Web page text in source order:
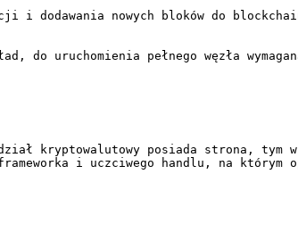
nowych bloków do
do uruchomienia pełnego węzła
kryptowalutowy posiada strona, tym
i uczciwego handlu, na